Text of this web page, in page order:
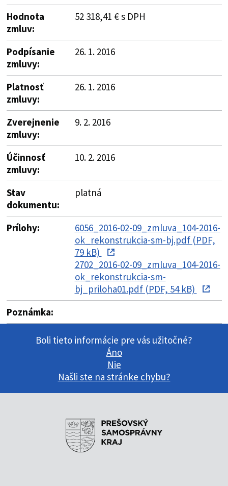
Hodnota
zmluv:
52 318,41 € s DPH
Podpísanie
zmluvy:
26. 1. 2016
Platnosť
zmluvy:
26. 1. 2016
Zverejnenie
zmluvy:
9. 2. 2016
Účinnosť
zmluvy:
10. 2. 2016
Stav
dokumentu:
platná
Prílohy:
6056_2016-02-09_zmluva_104-2016-
ok_rekonstrukcia-sm-bj.pdf (PDF,
79 kB)
2702_2016-02-09_zmluva_104-2016-
ok_rekonstrukcia-sm-
bj_priloha01.pdf (PDF, 54 kB)
Poznámka:
Boli tieto informácie pre vás užitočné?
Áno
Nie
Našli ste na stránke chybu?